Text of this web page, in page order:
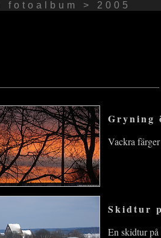
fotoalbum > 2005
Gryning
Vackra
Skidtur
En skidtur